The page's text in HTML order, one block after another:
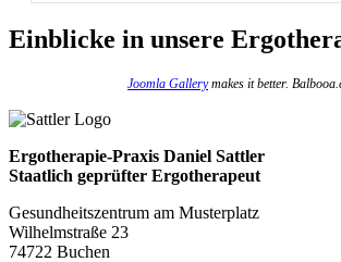
Einblicke in unsere
Joomla Gallerymakes it better.
Ergotherapie-Praxis Daniel Sattler
Staatlich geprüfter Ergotherapeut
Gesundheitszentrum am Musterplatz
Wilhelmstraße 23
74722 Buchen